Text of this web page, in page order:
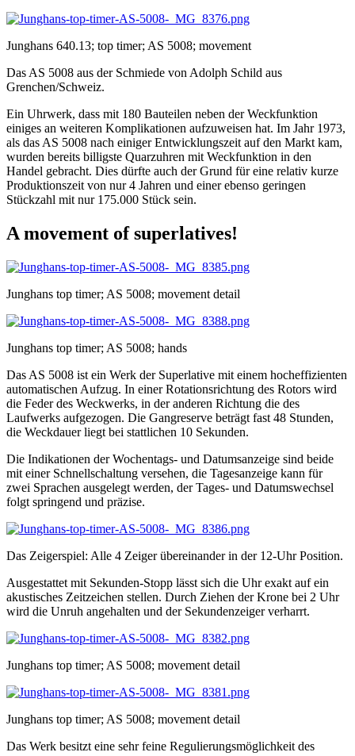
Junghans 640.13; top timer; AS 5008; movement
Das AS 5008 aus der Schmiede von Adolph Schild aus
Grenchen/Schweiz.
Ein Uhrwerk, dass mit 180 Bauteilen neben der Weckfunktion
einiges an weiteren Komplikationen aufzuweisen hat. Im Jahr 1973,
als das AS 5008 nach einiger Entwicklungszeit auf den Markt kam,
wurden bereits billigste Quarzuhren mit Weckfunktion in den
Handel gebracht. Dies dürfte auch der Grund für eine relativ kurze
Produktionszeit von nur 4 Jahren und einer ebenso geringen
Stückzahl mit nur 175.000 Stück sein.
A movement of superlatives!
Junghans top timer; AS 5008; movement detail
Junghans top timer; AS 5008; hands
Das AS 5008 ist ein Werk der Superlative mit einem hocheffizienten
automatischen Aufzug. In einer Rotationsrichtung des Rotors wird
die Feder des Weckwerks, in der anderen Richtung die des
Laufwerks aufgezogen. Die Gangreserve beträgt fast 48 Stunden,
die Weckdauer liegt bei stattlichen 10 Sekunden.
Die Indikationen der Wochentags- und Datumsanzeige sind beide
mit einer Schnellschaltung versehen, die Tagesanzeige kann für
zwei Sprachen ausgelegt werden, der Tages- und Datumswechsel
folgt springend und präzise.
Das Zeigerspiel: Alle 4 Zeiger übereinander in der 12-Uhr Position.
Ausgestattet mit Sekunden-Stopp lässt sich die Uhr exakt auf ein
akustisches Zeitzeichen stellen. Durch Ziehen der Krone bei 2 Uhr
wird die Unruh angehalten und der Sekundenzeiger verharrt.
Junghans top timer; AS 5008; movement detail
Junghans top timer; AS 5008; movement detail
Das Werk besitzt eine sehr feine Regulierungsmöglichkeit des